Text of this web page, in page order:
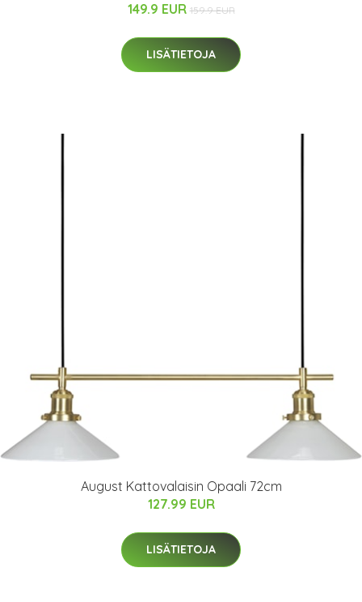
149.9 EUR 159.9 EUR
LISÄTIETOJA
August Kattovalaisin Opaali 72cm
127.99 EUR
LISÄTIETOJA